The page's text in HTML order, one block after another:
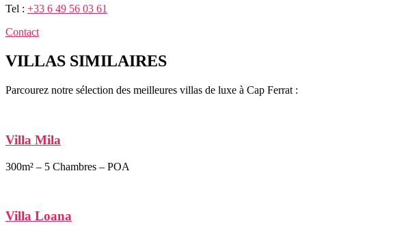
Tel : +33 6 49 56 03 61
Contact
VILLAS SIMILAIRES
Parcourez notre sélection des meilleures villas de luxe à Cap Ferrat :
Villa Mila
300m² – 5 Chambres – POA
Villa Loana